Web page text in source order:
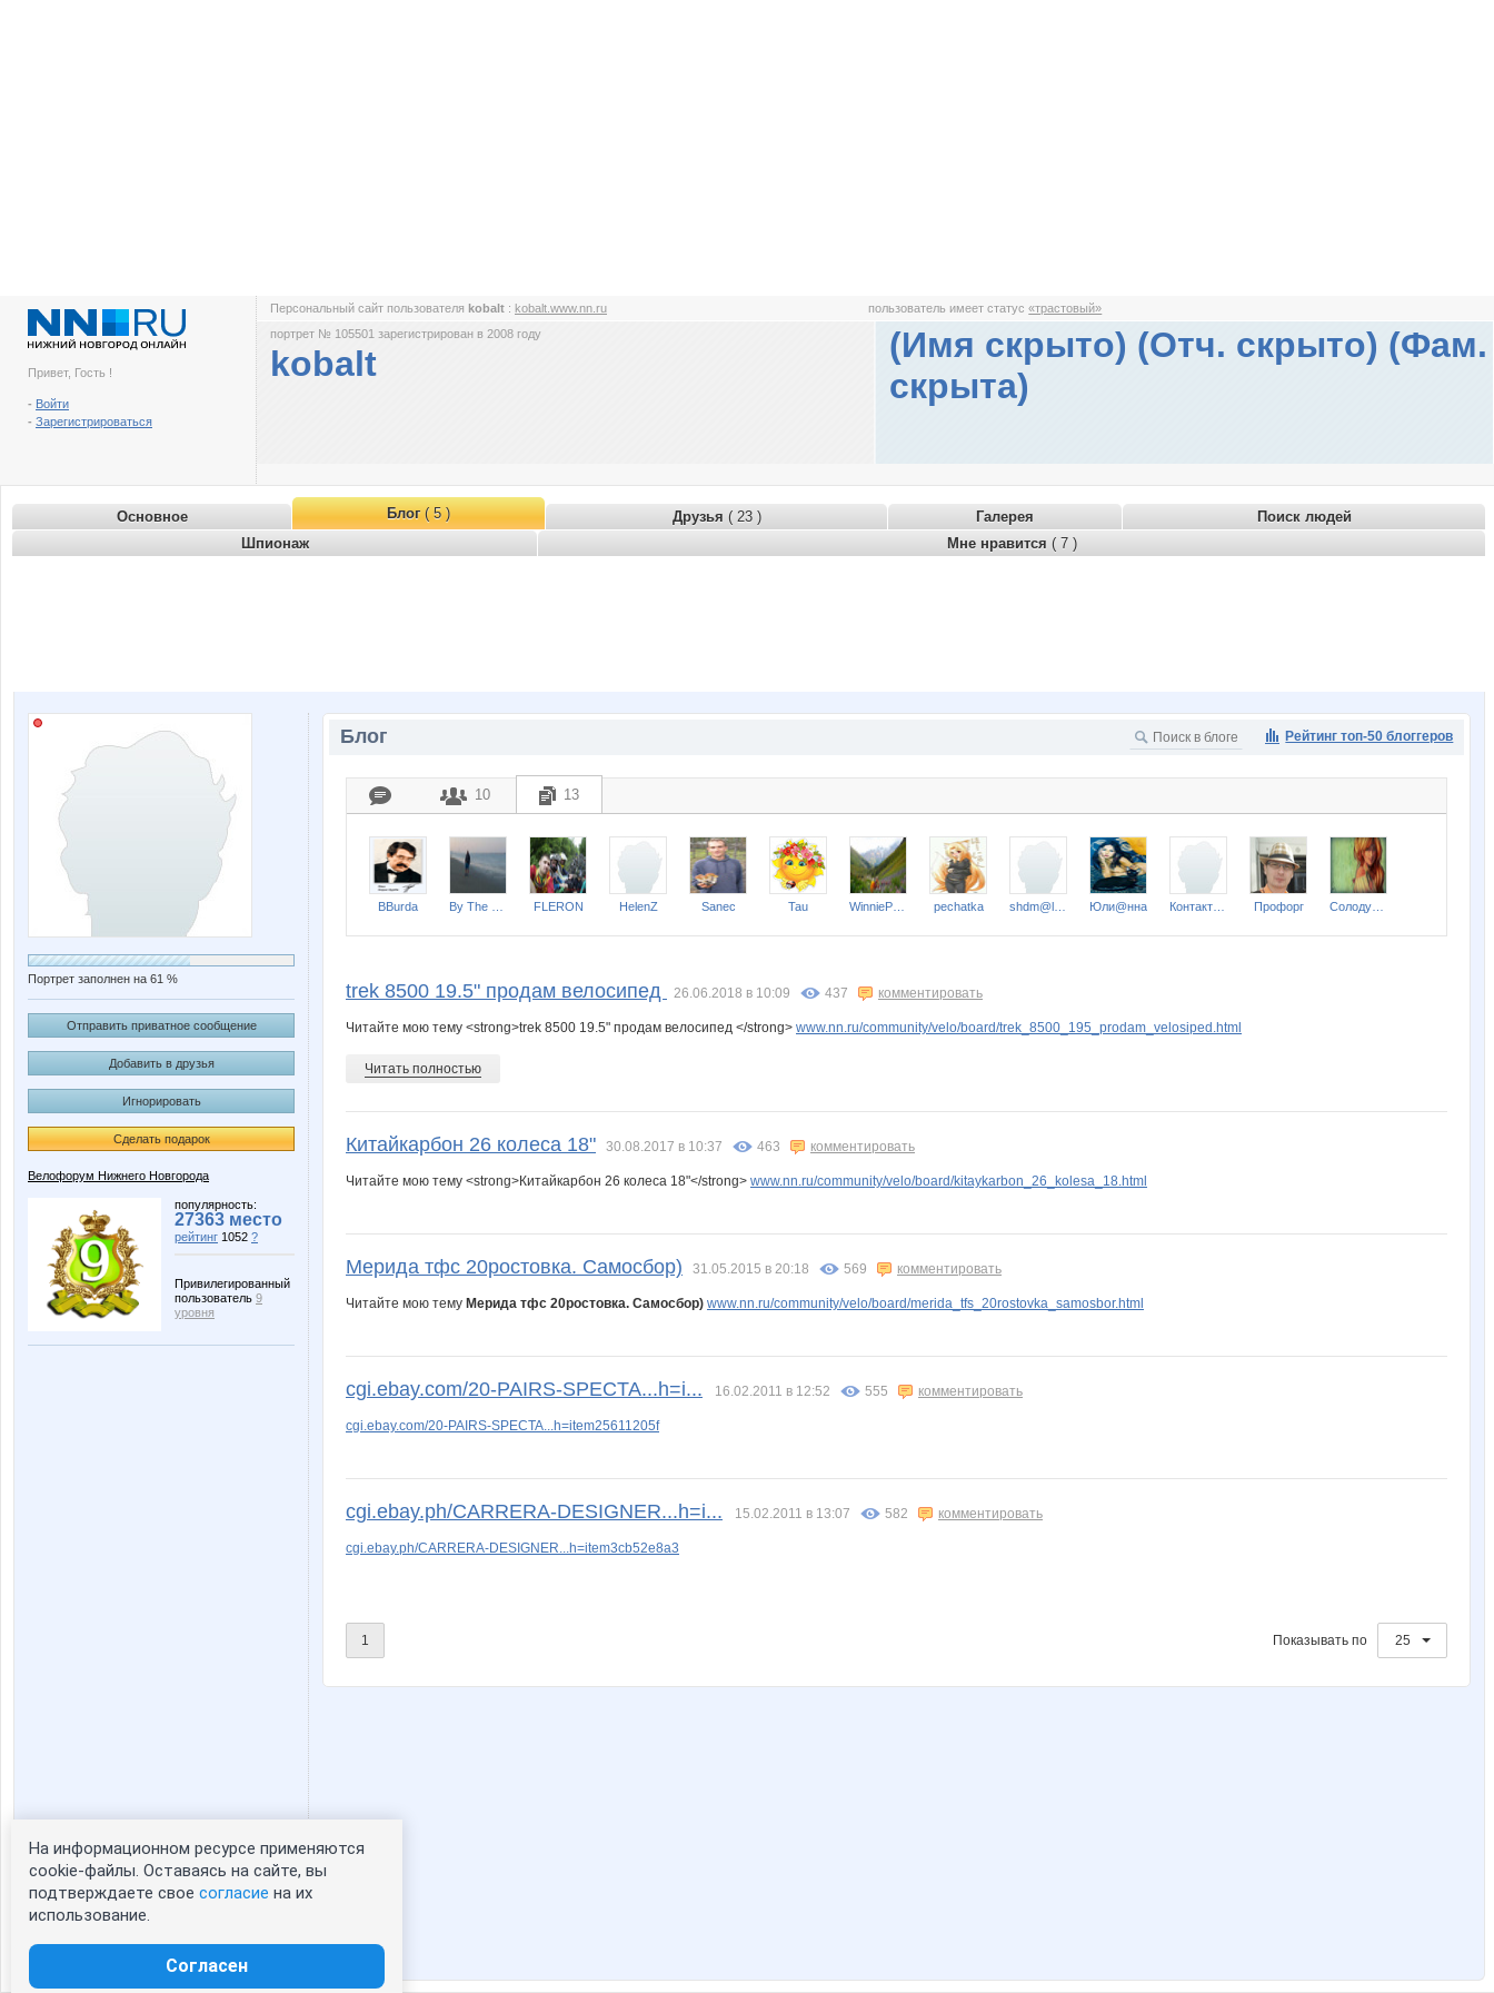
Привет, Гость !
- Войти
- Зарегистрироваться
Персональный сайт пользователя kobalt : kobalt.www.nn.ru пользователь имеет статус«трастовый»
портрет № 105501 зарегистрирован в 2008 году
kobalt
(Имя скрыто) (Отч. скрыто) (Фам.
скрыта)
Основное Блог( 5 ) Друзья ( 23 ) Галерея
Поиск людей
Шпионаж
Мне нравится ( 7 )
Портрет заполнен на 61 %
Отправить приватное сообщение
Добавить в друзья
Игнорировать
Сделать подарок
Велофорум Нижнего Новгорода
популярность:
27363 место
рейтинг 1052 ?
Привилегированный
пользователь 9
уровня
Статистика портрета:
сейчас просматривают портрет - 0
зарегистрированные пользователи
Рейтинг топ-50 блоггеров
Блог
10 13
BBurda FLERON HelenZ Sanec Tau pechatka Юли@нна Профорг
trek 8500 19.5" продам велосипед 26.06.2018 в 10:09 437 комментировать
Читайте мою тему <strong>trek 8500 19.5" продам велосипед </strong> www.nn.ru/community/velo/board/trek_8500_195_prodam_velosiped.html
Читать полностью
Китайкарбон 26 колеса 18" 30.08.2017 в 10:37 463 комментировать
Читайте мою тему <strong>Китайкарбон 26 колеса 18"</strong> www.nn.ru/community/velo/board/kitaykarbon_26_kolesa_18.html
Мерида тфс 20ростовка. Самосбор) 31.05.2015 в 20:18 569 комментировать
Читайте мою тему Мерида тфс 20ростовка. Самосбор) www.nn.ru/community/velo/board/merida_tfs_20rostovka_samosbor.html
cgi.ebay.com/20-PAIRS-SPECTA...h=i... 16.02.2011 в 12:52 555 комментировать
cgi.ebay.com/20-PAIRS-SPECTA...h=item25611205f
cgi.ebay.ph/CARRERA-DESIGNER...h=i... 15.02.2011 в 13:07 582 комментировать
cgi.ebay.ph/CARRERA-DESIGNER...h=item3cb52e8a3
1 25
Показывать по
На информационном ресурсе применяются
cookie-файлы. Оставаясь на сайте, вы
подтверждаете свое согласие на их
использование.
Согласен